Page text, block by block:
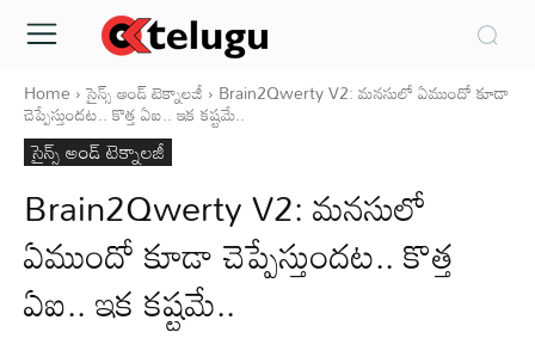
Home సైన్స్‌ అండ్‌ టెక్నాలజీ Brain2Qwerty V2: మనసులో ఏముందో కూడా
చెప్పేస్తుందట.. కొత్త ఏఐ.. ఇక కష్టమే..
సైన్స్‌ అండ్‌ టెక్నాలజీ
Brain2Qwerty V2: మనసులో
ఏముందో కూడా చెప్పేస్తుందట.. కొత్త
ఏఐ.. ఇక కష్టమే..